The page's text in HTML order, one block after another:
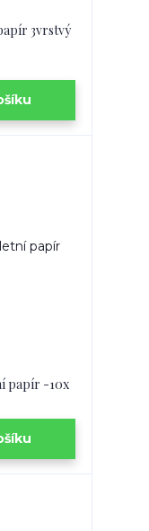
3vrstvý
papír -10x